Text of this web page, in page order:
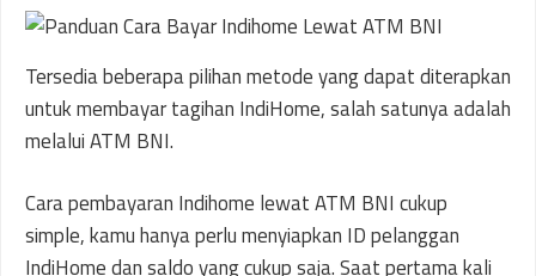
Tersedia beberapa pilihan metode yang dapat diterapkan
untuk membayar tagihan IndiHome, salah satunya adalah
melalui ATM BNI.
Cara pembayaran Indihome lewat ATM BNI cukup
simple, kamu hanya perlu menyiapkan ID pelanggan
IndiHome dan saldo yang cukup saja. Saat pertama kali